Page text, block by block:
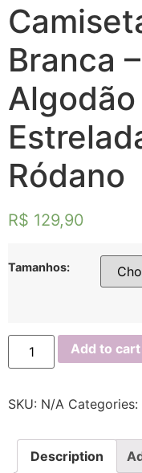
Branca
Ródano
R$ 129,90
Tamanhos:
Add to cart
SKU: N/A Categories:
Description